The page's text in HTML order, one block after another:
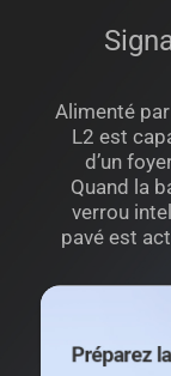
Alimenté
L2 est
d’un
Quand la
verrou
pavé est